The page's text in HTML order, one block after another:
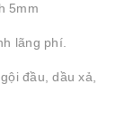
5mm
lãng phí.
đầu, dầu xả,